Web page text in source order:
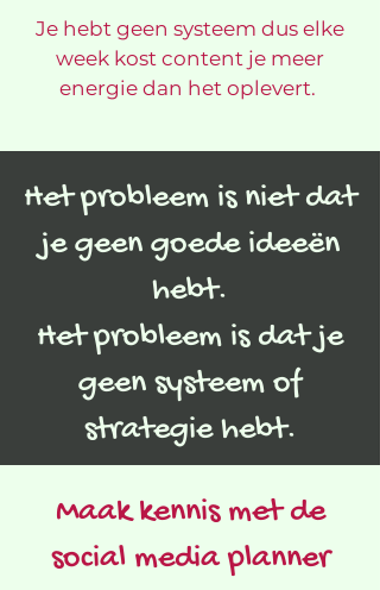
Je hebt geen systeem dus elke
week kost content je meer
energie dan het oplevert.
Het probleem is niet dat
je geen goede ideeën
hebt.
Het probleem is dat je
geen systeem of
strategie hebt.
Maak kennis met de
social media planner